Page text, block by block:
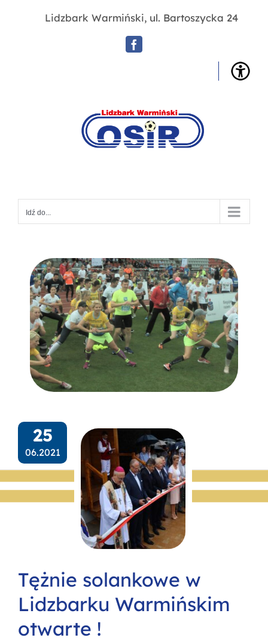
Lidzbark Warmiński, ul. Bartoszycka 24
Facebook
Idź do...
25
06.2021
Tężnie solankowe w
Lidzbarku Warmińskim
otwarte !